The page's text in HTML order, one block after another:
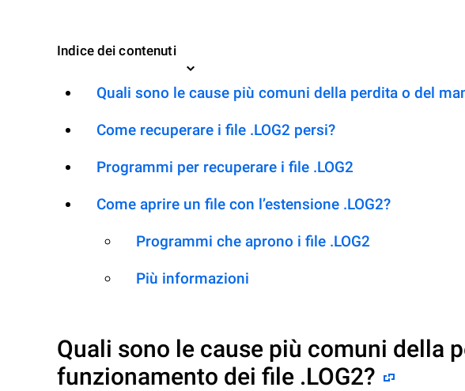
Indice dei contenuti
Quali sono le cause più comuni della perdita o del
Come recuperare i file .LOG2 persi?
Programmi per recuperare i file .LOG2
Come aprire un file con l’estensione .LOG2?
Programmi che aprono i file .LOG2
Più informazioni
Quali sono le cause più comuni della
funzionamento dei file .LOG2?